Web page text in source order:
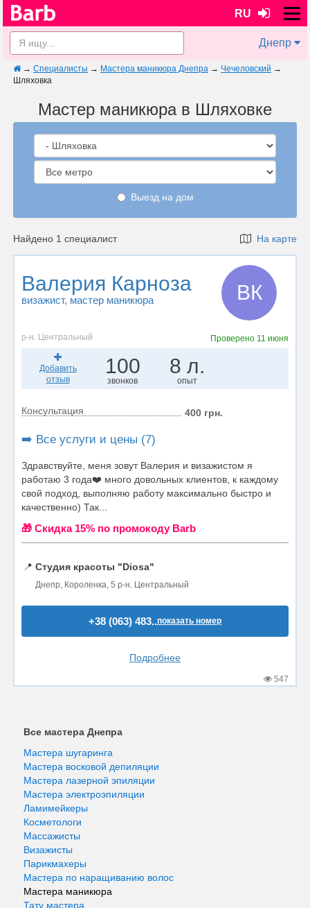
RU
Днепр
→ Специалисты → Мастера маникюра Днепра → Чечеловский →
Шляховка
Мастер маникюра в Шляховке
Выезд на дом
Найдено 1 специалист На карте
Валерия Карноза
визажист, мастер маникюра ВК
р-н. Центральный Проверено 11 июня
Добавить
отзыв
100
звонков
8 л.
опыт
Консультация 400 грн.
➡️ Все услуги и цены (7)
Здравствуйте, меня зовут Валерия и визажистом я
работаю 3 года❤️ много довольных клиентов, к каждому
свой подход, выполняю работу максимально быстро и
качественно) Так...
🎁 Cкидка 15% по промокоду Barb
📍 Студия красоты "Diosa"
Днепр, Короленка, 5 р-н. Центральный
+38 (063) 483..показать номер
Подробнее
547
Все мастера Днепра
Мастера шугаринга
Мастера восковой депиляции
Мастера лазерной эпиляции
Мастера электроэпиляции
Ламимейкеры
Косметологи
Массажисты
Визажисты
Парикмахеры
Мастера по наращиванию волос
Мастера маникюра
Тату мастера